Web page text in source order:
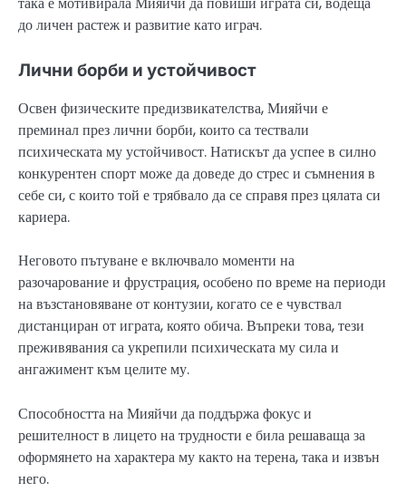
до личен растеж и развитие като играч.
Лични борби и устойчивост
Освен физическите предизвикателства, Мияйчи е
преминал през лични борби, които са тествали
психическата му устойчивост. Натискът да успее в силно
конкурентен спорт може да доведе до стрес и съмнения в
себе си, с които той е трябвало да се справя през цялата си
кариера.
Неговото пътуване е включвало моменти на
разочарование и фрустрация, особено по време на периоди
на възстановяване от контузии, когато се е чувствал
дистанциран от играта, която обича. Въпреки това, тези
преживявания са укрепили психическата му сила и
ангажимент към целите му.
Способността на Мияйчи да поддържа фокус и
решителност в лицето на трудности е била решаваща за
оформянето на характера му както на терена, така и извън
него.